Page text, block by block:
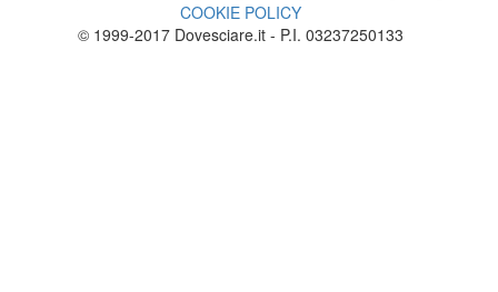
COOKIE POLICY
© 1999-2017 Dovesciare.it - P.I. 03237250133